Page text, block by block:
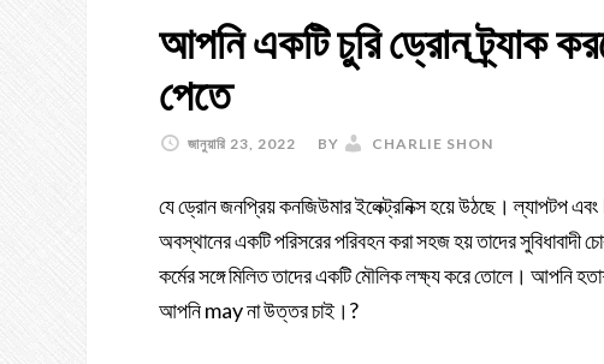
আপনি একটি চুরি ড্রোন ট্র্যাক
পেতে
জানুয়ারি 23, 2022 BY CHARLIE SHON
যে ড্রোন জনপ্রিয় কনজিউমার ইলেক্ট্রনিক্স হয়ে উঠছে। ল্যাপটপ
অবস্থানের একটি পরিসরের পরিবহন করা সহজ হয় তাদের সুবিধাবাদী
কর্মের সঙ্গে মিলিত তাদের একটি মৌলিক লক্ষ্য করে তোলে। আপনি
আপনি may না উত্তর চাই।?